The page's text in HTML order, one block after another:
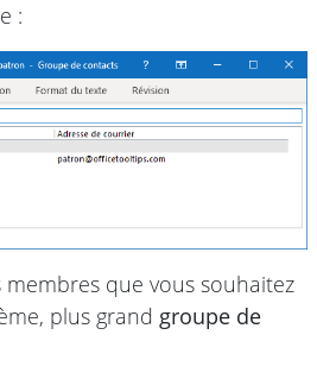
:
membres que vous souhaitez
plus grand groupe de